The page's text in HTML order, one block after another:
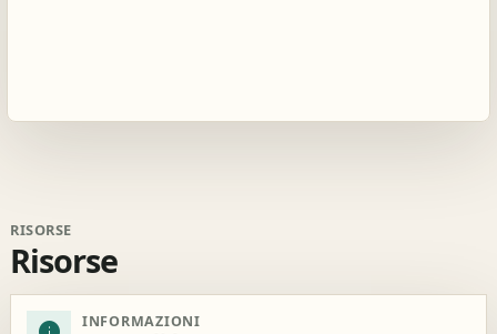
RISORSE
Risorse
INFORMAZIONI